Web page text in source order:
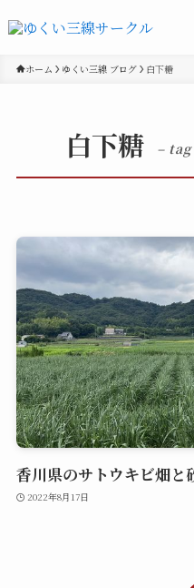
ホーム ゆくい三線 ブログ 白下糖
白下糖 – tag
香川県のサトウキビ畑と
2022年8月17日